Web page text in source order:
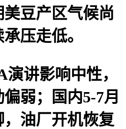
豆产区气候尚
压走低。
讲影响中性，
弱；国内5-7月
油厂开机恢复